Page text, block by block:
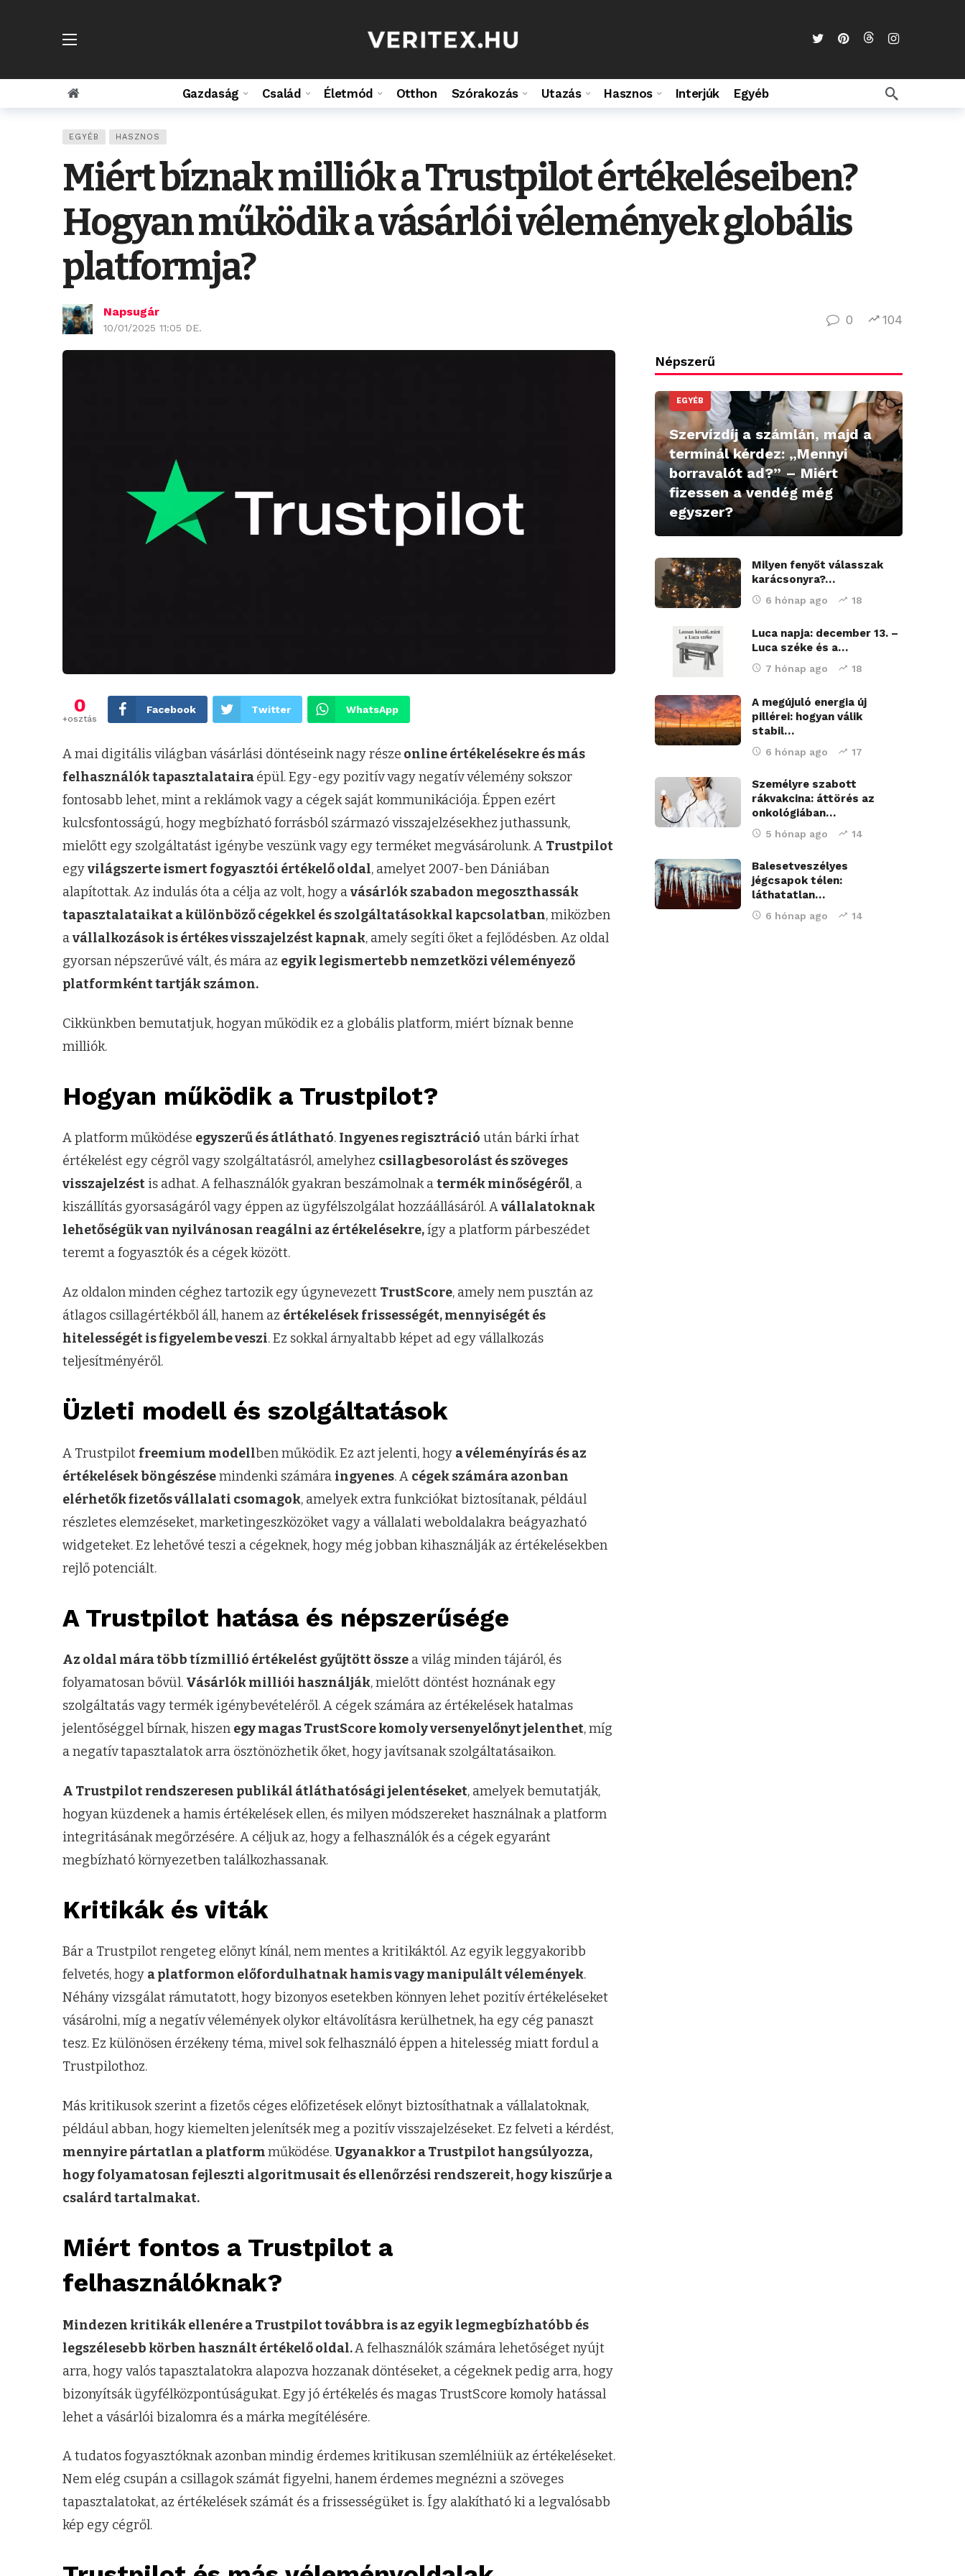
Gazdaság Család Életmód Otthon Szórakozás Utazás Hasznos Interjúk Egyéb
EGYÉB HASZNOS
Miért bíznak milliók a Trustpilot értékeléseiben?
Hogyan működik a vásárlói vélemények globális
platformja?
Napsugár
10/01/2025 11:05 DE.
0 104
0
+osztás
Facebook Twitter WhatsApp
A mai digitális világban vásárlási döntéseink nagy része online értékelésekre és más
felhasználók tapasztalatairaépül. Egy-egy pozitív vagy negatív vélemény sokszor
fontosabb lehet, mint a reklámok vagy a cégek saját kommunikációja. Éppen ezért
kulcsfontosságú, hogy megbízható forrásból származó visszajelzésekhez juthassunk,
mielőtt egy szolgáltatást igénybe veszünk vagy egy terméket megvásárolunk. A Trustpilot
egyvilágszerte ismert fogyasztói értékelő oldal, amelyet 2007-ben Dániában
alapítottak. Az indulás óta a célja az volt, hogy avásárlók szabadon megoszthassák
tapasztalataikat a különböző cégekkel és szolgáltatásokkal kapcsolatban, miközben
avállalkozások is értékes visszajelzést kapnak, amely segíti őket a fejlődésben. Az oldal
gyorsan népszerűvé vált, és mára az egyik legismertebb nemzetközi véleményező
platformként tartják számon.
Cikkünkben bemutatjuk, hogyan működik ez a globális platform, miért bíznak benne
milliók.
Hogyan működik a Trustpilot?
A platform működése egyszerű és átlátható. Ingyenes regisztráció után bárki írhat
értékelést egy cégről vagy szolgáltatásról, amelyhez csillagbesorolást és szöveges
visszajelzést is adhat. A felhasználók gyakran beszámolnak atermék minőségéről, a
kiszállítás gyorsaságáról vagy éppen az ügyfélszolgálat hozzáállásáról. Avállalatoknak
lehetőségük van nyilvánosan reagálni az értékelésekre,így a platform párbeszédet
teremt a fogyasztók és a cégek között.
Az oldalon minden céghez tartozik egy úgynevezett TrustScore, amely nem pusztán az
átlagos csillagértékből áll, hanem az értékelések frissességét, mennyiségét és
hitelességét is figyelembe veszi. Ez sokkal árnyaltabb képet ad egy vállalkozás
teljesítményéről.
Üzleti modell és szolgáltatások
A Trustpilot freemium modellben működik. Ez azt jelenti, hogy a véleményírás és az
értékelések böngészésemindenki számára ingyenes. A cégek számára azonban
elérhetők fizetős vállalati csomagok, amelyek extra funkciókat biztosítanak, például
részletes elemzéseket, marketingeszközöket vagy a vállalati weboldalakra beágyazható
widgeteket. Ez lehetővé teszi a cégeknek, hogy még jobban kihasználják az értékelésekben
rejlő potenciált.
A Trustpilot hatása és népszerűsége
Az oldal mára több tízmillió értékelést gyűjtött össze a világ minden tájáról, és
folyamatosan bővül. Vásárlók milliói használják, mielőtt döntést hoznának egy
szolgáltatás vagy termék igénybevételéről. A cégek számára az értékelések hatalmas
jelentőséggel bírnak, hiszen egy magas TrustScore komoly versenyelőnyt jelenthet, míg
a negatív tapasztalatok arra ösztönözhetik őket, hogy javítsanak szolgáltatásaikon.
A Trustpilot rendszeresen publikál átláthatósági jelentéseket, amelyek bemutatják,
hogyan küzdenek a hamis értékelések ellen, és milyen módszereket használnak a platform
integritásának megőrzésére. A céljuk az, hogy a felhasználók és a cégek egyaránt
megbízható környezetben találkozhassanak.
Kritikák és viták
Bár a Trustpilot rengeteg előnyt kínál, nem mentes a kritikáktól. Az egyik leggyakoribb
felvetés, hogy a platformon előfordulhatnak hamis vagy manipulált vélemények.
Néhány vizsgálat rámutatott, hogy bizonyos esetekben könnyen lehet pozitív értékeléseket
vásárolni, míg a negatív vélemények olykor eltávolításra kerülhetnek, ha egy cég panaszt
tesz. Ez különösen érzékeny téma, mivel sok felhasználó éppen a hitelesség miatt fordul a
Trustpilothoz.
Más kritikusok szerint a fizetős céges előfizetések előnyt biztosíthatnak a vállalatoknak,
például abban, hogy kiemelten jelenítsék meg a pozitív visszajelzéseket. Ez felveti a kérdést,
mennyire pártatlan a platformműködése.Ugyanakkor a Trustpilot hangsúlyozza,
hogy folyamatosan fejleszti algoritmusait és ellenőrzési rendszereit, hogy kiszűrje a
csalárd tartalmakat.
Miért fontos a Trustpilot a
felhasználóknak?
Mindezen kritikák ellenére a Trustpilot továbbra is az egyik legmegbízhatóbb és
legszélesebb körben használt értékelő oldal.A felhasználók számára lehetőséget nyújt
arra, hogy valós tapasztalatokra alapozva hozzanak döntéseket, a cégeknek pedig arra, hogy
bizonyítsák ügyfélközpontúságukat. Egy jó értékelés és magas TrustScore komoly hatással
lehet a vásárlói bizalomra és a márka megítélésére.
A tudatos fogyasztóknak azonban mindig érdemes kritikusan szemlélniük az értékeléseket.
Nem elég csupán a csillagok számát figyelni, hanem érdemes megnézni a szöveges
tapasztalatokat, az értékelések számát és a frissességüket is. Így alakítható ki a legvalósabb
kép egy cégről.
Népszerű
EGYÉB
Szervízdíj a számlán, majd a
terminál kérdez: „Mennyi
borravalót ad?” – Miért
fizessen a vendég még
egyszer?
Milyen fenyőt válasszak
karácsonyra?…
6 hónap ago 18
Luca napja: december 13. –
Luca széke és a…
7 hónap ago 18
A megújuló energia új
pillérei: hogyan válik
stabil…
6 hónap ago 17
Személyre szabott
rákvakcina: áttörés az
onkológiában…
5 hónap ago 14
Balesetveszélyes
jégcsapok télen:
láthatatlan…
6 hónap ago 14